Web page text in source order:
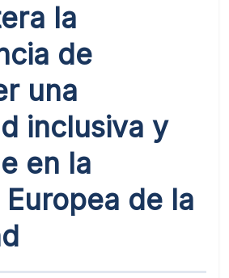
la
de
una
inclusiva y
en la
Europea de la